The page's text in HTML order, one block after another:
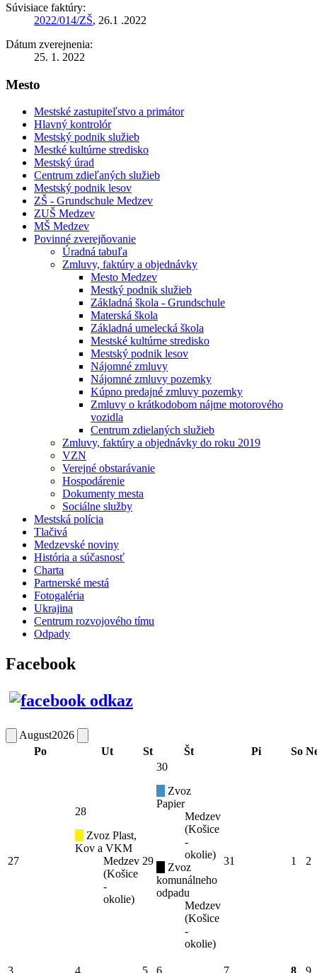
Súvisiace faktúry:
2022/014/ZŠ, 26.1 .2022
Dátum zverejnenia:
25. 1. 2022
Mesto
Mestské zastupiteľstvo a primátor
Hlavný kontrolór
Mestský podnik služieb
Mestké kultúrne stredisko
Mestský úrad
Centrum zdieľaných služieb
Mestský podnik lesov
ZŠ - Grundschule Medzev
ZUŠ Medzev
MŠ Medzev
Povinné zverejňovanie
Úradná tabuľa
Zmluvy, faktúry a objednávky
Mesto Medzev
Mestký podnik služieb
Základná škola - Grundschule
Materská škola
Základná umelecká škola
Mestské kultúrne stredisko
Mestský podnik lesov
Nájomné zmluvy
Nájomné zmluvy pozemky
Kúpno predajné zmluvy pozemky
Zmluvy o krátkodobom nájme motorového
vozidla
Centrum zdielaných služieb
Zmluvy, faktúry a objednávky do roku 2019
VZN
Verejné obstarávanie
Hospodárenie
Dokumenty mesta
Sociálne služby
Mestská polícia
Tlačivá
Medzevské noviny
História a súčasnosť
Charta
Partnerské mestá
Fotogaléria
Ukrajina
Centrum rozvojového tímu
Odpady
Facebook
August2026
Po
Ut St Št Pi So
27
28
Zvoz Plast,
Kov a VKM
Medzev
(Košice
-
okolie)
29
30
Zvoz
Papier
Medzev
(Košice
-
okolie)
Zvoz
komunálneho
odpadu
Medzev
(Košice
-
okolie)
31 1 2
3 4 5 6 7 8 9